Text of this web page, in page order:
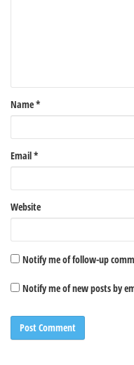
Name*
Email*
Website
Notify me of follow-up
Notify me of new posts by